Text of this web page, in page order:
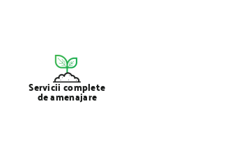
Servicii complete
de amenajare